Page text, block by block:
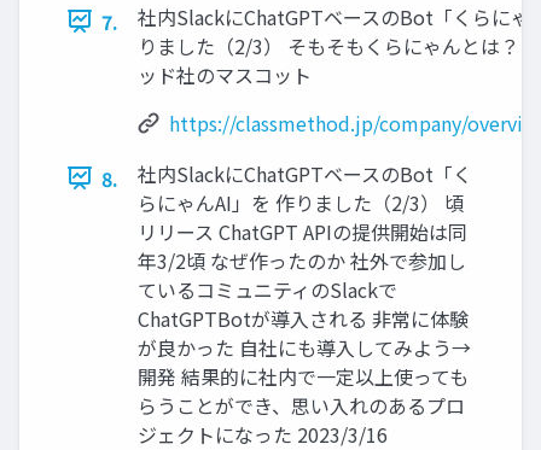
7.
社内SlackにChatGPTベースのBot「くらにゃ
りました（2/3） そもそもくらにゃんとは？
ッド社のマスコット
https://classmethod.jp/company/
8.
社内SlackにChatGPTベースのBot「く
らにゃんAI」を 作りました（2/3） 頃
リリース ChatGPT APIの提供開始は同
年3/2頃 なぜ作ったのか 社外で参加し
ているコミュニティのSlackで
ChatGPTBotが導入される 非常に体験
が良かった 自社にも導入してみよう→
開発 結果的に社内で一定以上使っても
らうことができ、思い入れのあるプロ
ジェクトになった 2023/3/16